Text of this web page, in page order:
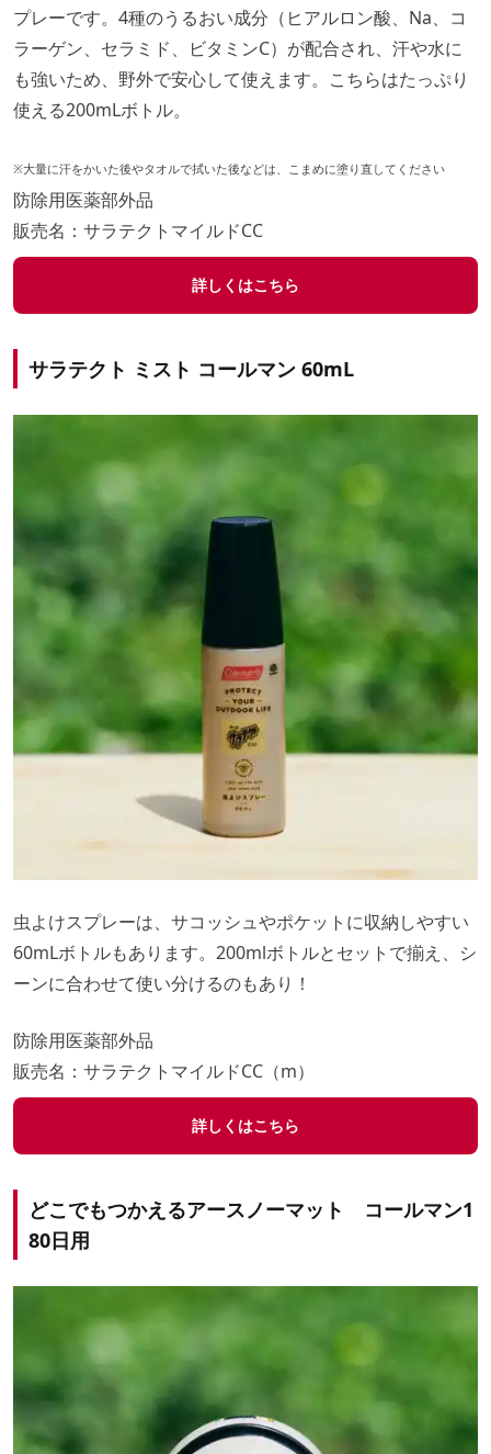
プレーです。4種のうるおい成分（ヒアルロン酸、Na、コ
ラーゲン、セラミド、ビタミンC）が配合され、汗や水に
も強いため、野外で安心して使えます。こちらはたっぷり
使える200mLボトル。
※大量に汗をかいた後やタオルで拭いた後などは、こまめに塗り直してください
防除用医薬部外品
販売名：サラテクトマイルドCC
詳しくはこちら
サラテクト ミスト コールマン 60mL
虫よけスプレーは、サコッシュやポケットに収納しやすい
60mLボトルもあります。200mlボトルとセットで揃え、シ
ーンに合わせて使い分けるのもあり！
防除用医薬部外品
販売名：サラテクトマイルドCC（m）
詳しくはこちら
どこでもつかえるアースノーマット コールマン1
80日用